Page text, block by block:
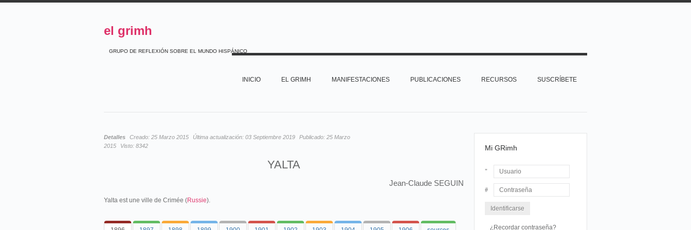
el grimh
GRUPO DE REFLEXIÓN SOBRE EL MUNDO HISPÁNICO
INICIO EL GRIMH MANIFESTACIONES PUBLICACIONES RECURSOS SUSCRÍBETE
Detalles Creado: 25 Marzo 2015 Última actualización: 03 Septiembre 2019 Publicado: 25 Marzo
2015
Visto: 8342
YALTA
Jean-Claude SEGUIN
Yalta est une ville de Crimée (Russie).
Mi GRimh
Usuario
¿Recordar contraseña?